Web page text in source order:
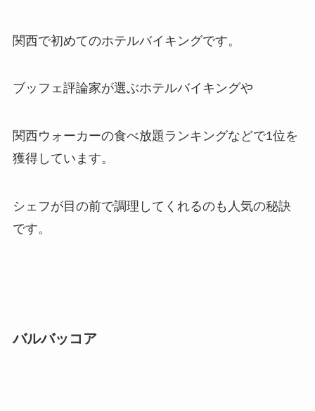
関西で初めてのホテルバイキングです。
ブッフェ評論家が選ぶホテルバイキングや
関西ウォーカーの食べ放題ランキングなどで1位を
獲得しています。
シェフが目の前で調理してくれるのも人気の秘訣
です。
バルバッコア